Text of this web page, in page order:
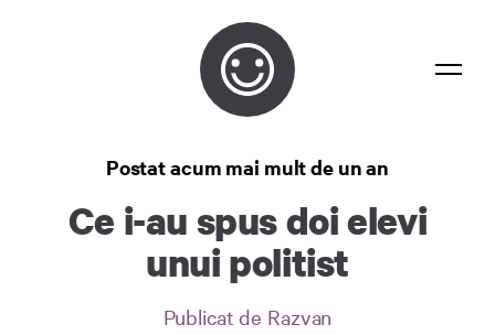
Contact
Autentificare
Postat acum mai mult de un an
Ce i-au spus doi elevi
unui politist
Publicat de Razvan